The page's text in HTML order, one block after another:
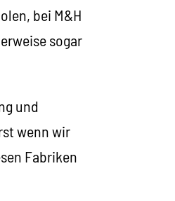
bei M&H
sogar
und
wenn wir
Fabriken